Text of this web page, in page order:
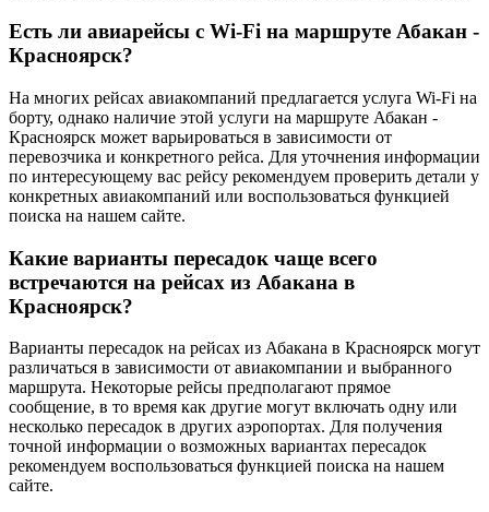
Есть ли авиарейсы с Wi-Fi на маршруте Абакан -
Красноярск?
На многих рейсах авиакомпаний предлагается услуга Wi-Fi на
борту, однако наличие этой услуги на маршруте Абакан -
Красноярск может варьироваться в зависимости от
перевозчика и конкретного рейса. Для уточнения информации
по интересующему вас рейсу рекомендуем проверить детали у
конкретных авиакомпаний или воспользоваться функцией
поиска на нашем сайте.
Какие варианты пересадок чаще всего
встречаются на рейсах из Абакана в
Красноярск?
Варианты пересадок на рейсах из Абакана в Красноярск могут
различаться в зависимости от авиакомпании и выбранного
маршрута. Некоторые рейсы предполагают прямое
сообщение, в то время как другие могут включать одну или
несколько пересадок в других аэропортах. Для получения
точной информации о возможных вариантах пересадок
рекомендуем воспользоваться функцией поиска на нашем
сайте.